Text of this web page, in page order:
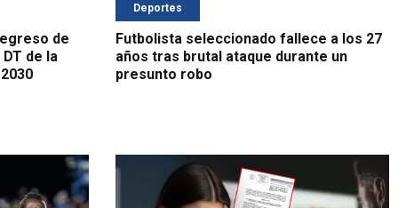
de
de la
Deportes
Futbolista seleccionado fallece a los 27
años tras brutal ataque durante un
presunto robo